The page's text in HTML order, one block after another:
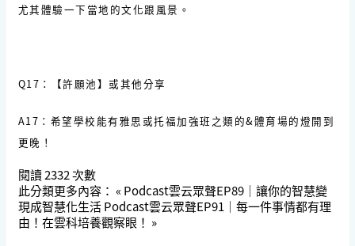
尤其體驗一下當地的文化跟風景。
Q17：【許願池】或其他分享
A17：希望學校能有雅思或托福加強班之類的&體育場的燈開到
更晚！
閱讀2332次數
此分類更多內容： « Podcast雲云眾聲EP89｜讓你的智慧變
現成智慧化生活 Podcast雲云眾聲EP91｜每一件事情都有理
由！在雲科培養觀察眼！ »